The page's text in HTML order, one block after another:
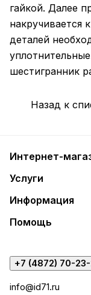
гайкой. Далее
накручивается
деталей
шестигранник
Назад к
Интернет-
Услуги
Информация
Помощь
+7 (4872) 70-
info@id71.ru